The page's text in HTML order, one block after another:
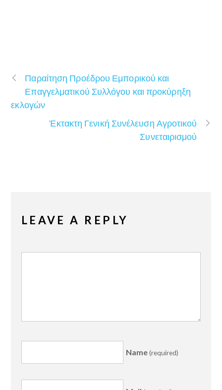
Παραίτηση Προέδρου Εμπορικού και
Επαγγελματικού Συλλόγου και προκύρηξη
εκλογών
Έκτακτη Γενική Συνέλευση Αγροτικού
Συνεταιρισμού
LEAVE A REPLY
Name(required)